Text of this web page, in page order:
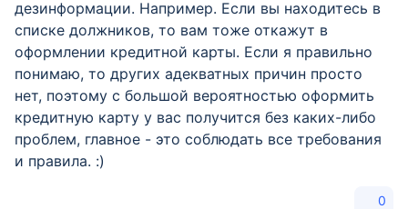
дезинформации. Например. Если вы находитесь в
списке должников, то вам тоже откажут в
оформлении кредитной карты. Если я правильно
понимаю, то других адекватных причин просто
нет, поэтому с большой вероятностью оформить
кредитную карту у вас получится без каких-либо
проблем, главное - это соблюдать все требования
и правила. :)
0